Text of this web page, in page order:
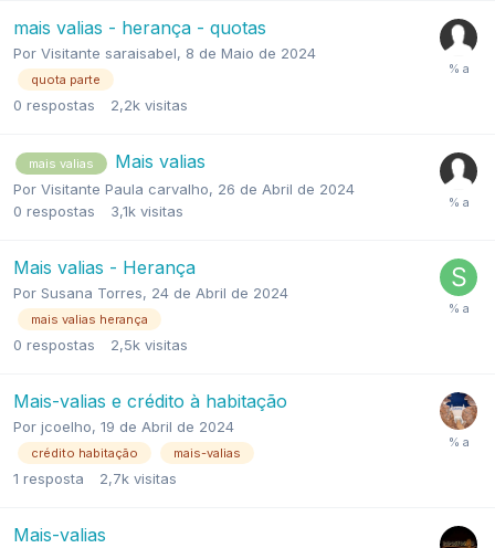
mais valias - herança - quotas
Por Visitante saraisabel, 8 de Maio de 2024
quota parte
0 respostas 2,2k visitas
mais valias Mais valias
Por Visitante Paula carvalho, 26 de Abril de 2024
0 respostas 3,1k visitas
Mais valias - Herança
Por Susana Torres, 24 de Abril de 2024
mais valias herança
0 respostas 2,5k visitas
Mais-valias e crédito à habitação
Por jcoelho, 19 de Abril de 2024
crédito habitação mais-valias
1 resposta 2,7k visitas
Mais-valias